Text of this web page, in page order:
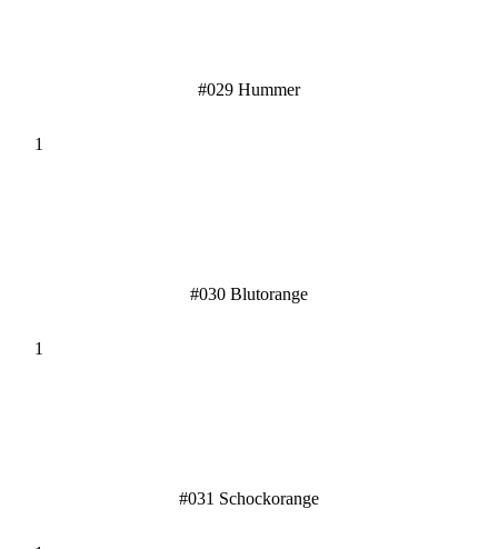
#029 Hummer
#030 Blutorange
#031 Schockorange